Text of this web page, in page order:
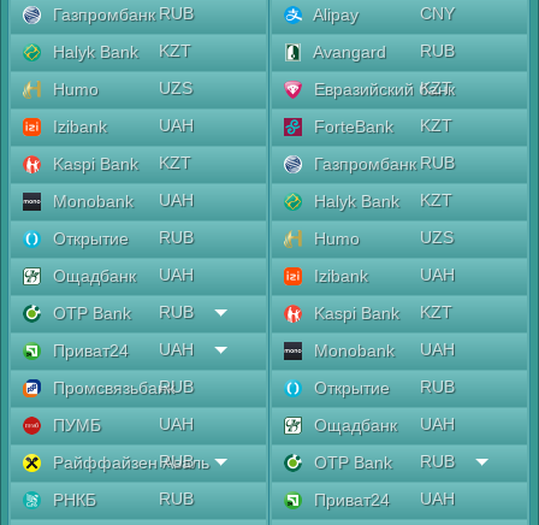
Газпромбанк RUB
Halyk Bank
KZT
Humo
UZS
Izibank
UAH
Kaspi Bank
KZT
Monobank
UAH
Открытие
RUB
Ощадбанк
UAH
OTP Bank
RUB
Приват24
UAH
ПромсвязьбанкRUB
ПУМБ
UAH
Райффайзен Аваль
RUB
РНКБ
RUB
Alipay
CNY
Avangard
RUB
Евразийский банк
KZT
ForteBank
KZT
Газпромбанк RUB
Halyk Bank
KZT
Humo
UZS
Izibank
UAH
Kaspi Bank
KZT
Monobank
UAH
Открытие
RUB
Ощадбанк
UAH
OTP Bank
RUB
Приват24
UAH